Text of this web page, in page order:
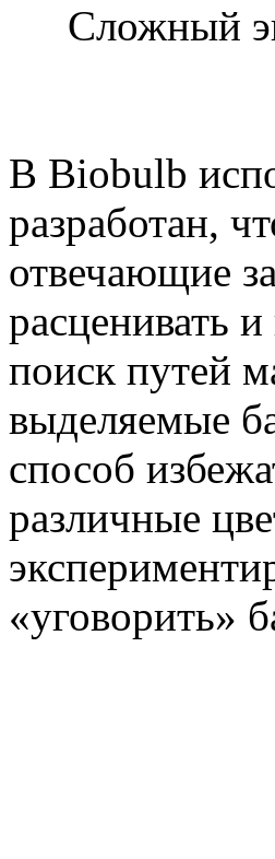
Сложный
В Biobulb
разработан,
отвечающие
расценивать
поиск путей
выделяемые
способ
различные
«уговорить»